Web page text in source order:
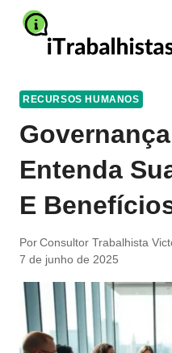
Pular
para
RECURSOS HUMANOS
Entenda
E
Por Consultor Trabalhista
7 de junho de 2025